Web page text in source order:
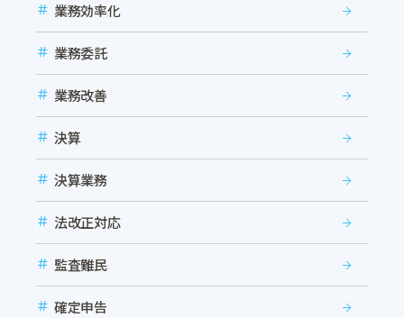
業務効率化
業務委託
業務改善
決算
決算業務
法改正対応
監査難民
確定申告